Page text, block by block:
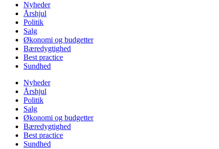
Nyheder
Årshjul
Politik
Salg
Økonomi og budgetter
Bæredygtighed
Best practice
Sundhed
Nyheder
Årshjul
Politik
Salg
Økonomi og budgetter
Bæredygtighed
Best practice
Sundhed